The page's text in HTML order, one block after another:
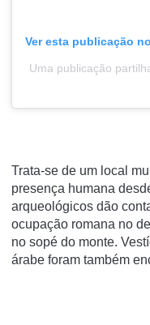
Ver esta publicação
Uma publicação
Trata-se de um local
presença humana
arqueológicos dão
ocupação romana no
no sopé do monte.
árabe foram também